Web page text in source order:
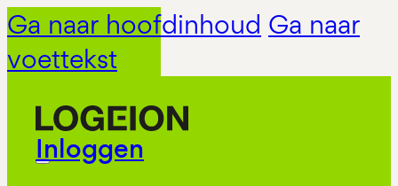
Ga naar hoofdinhoud Ga naar
voettekst
Inloggen